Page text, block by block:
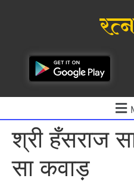
श्री हँसराज
सा कवाड़